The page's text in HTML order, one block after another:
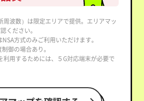
波数）は限定エリアで提供。エリアマッ
ください。
方式のみご利用いただけます。
御の場合あり。
用するためには、５G対応端末が必要で